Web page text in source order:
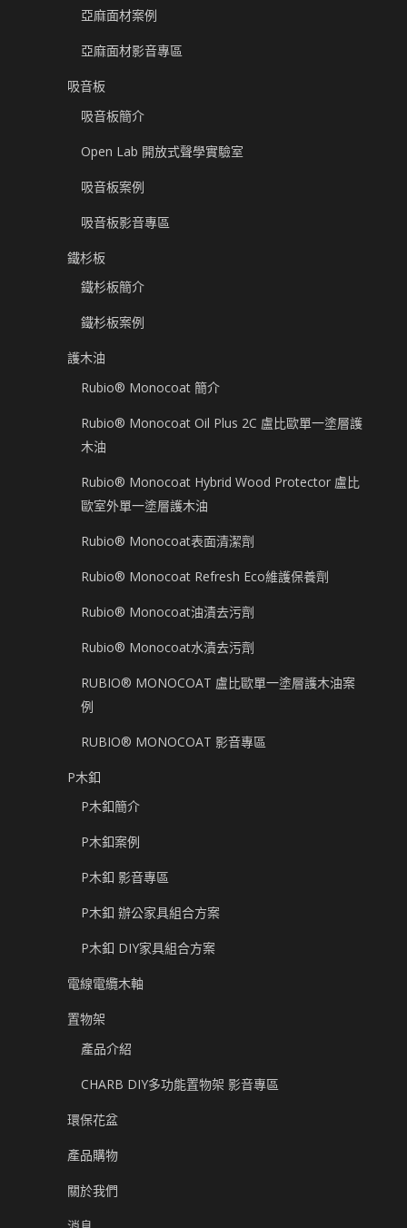
亞麻面材案例
亞麻面材影音專區
吸音板
吸音板簡介
Open Lab 開放式聲學實驗室
吸音板案例
吸音板影音專區
鐵杉板
鐵杉板簡介
鐵杉板案例
護木油
Rubio® Monocoat 簡介
Rubio® Monocoat Oil Plus 2C 盧比歐單一塗層護
木油
Rubio® Monocoat Hybrid Wood Protector 盧比
歐室外單一塗層護木油
Rubio® Monocoat表面清潔劑
Rubio® Monocoat Refresh Eco維護保養劑
Rubio® Monocoat油漬去污劑
Rubio® Monocoat水漬去污劑
RUBIO® MONOCOAT 盧比歐單一塗層護木油案
例
RUBIO® MONOCOAT 影音專區
P木釦
P木釦簡介
P木釦案例
P木釦 影音專區
P木釦 辦公家具組合方案
P木釦 DIY家具組合方案
電線電纜木軸
置物架
產品介紹
CHARB DIY多功能置物架 影音專區
環保花盆
產品購物
關於我們